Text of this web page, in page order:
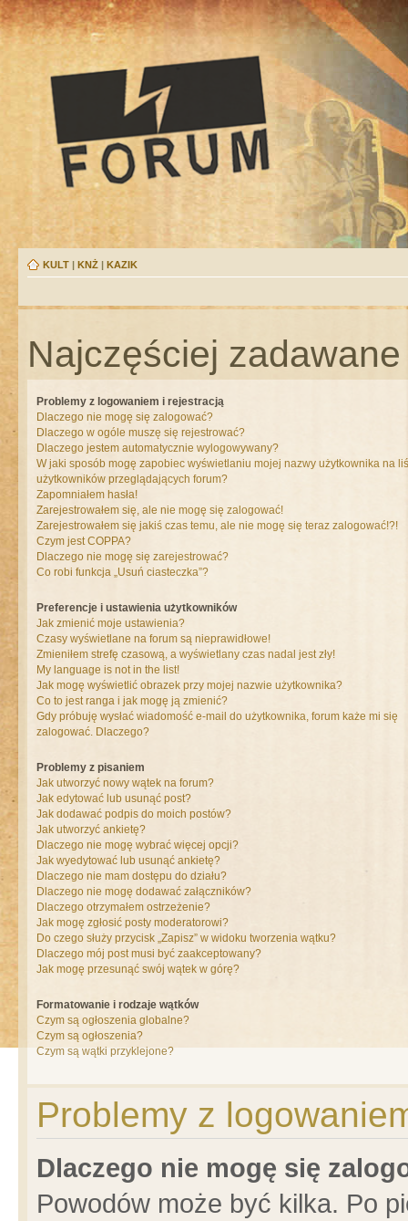
KULT | KNŻ | KAZIK
Najczęściej
Problemy z logowaniem i rejestracją
Dlaczego nie mogę się zalogować?
Dlaczego w ogóle muszę się rejestrować?
Dlaczego jestem automatycznie wylogowywany?
W jaki sposób mogę zapobiec wyświetlaniu mojej nazwy użytkownika na
użytkowników przeglądających forum?
Zapomniałem hasła!
Zarejestrowałem się, ale nie mogę się zalogować!
Zarejestrowałem się jakiś czas temu, ale nie mogę się teraz zalogować!?!
Czym jest COPPA?
Dlaczego nie mogę się zarejestrować?
Co robi funkcja „Usuń ciasteczka”?
Preferencje i ustawienia użytkowników
Jak zmienić moje ustawienia?
Czasy wyświetlane na forum są nieprawidłowe!
Zmieniłem strefę czasową, a wyświetlany czas nadal jest zły!
My language is not in the list!
Jak mogę wyświetlić obrazek przy mojej nazwie użytkownika?
Co to jest ranga i jak mogę ją zmienić?
Gdy próbuję wysłać wiadomość e-mail do użytkownika, forum każe mi się
zalogować. Dlaczego?
Problemy z pisaniem
Jak utworzyć nowy wątek na forum?
Jak edytować lub usunąć post?
Jak dodawać podpis do moich postów?
Jak utworzyć ankietę?
Dlaczego nie mogę wybrać więcej opcji?
Jak wyedytować lub usunąć ankietę?
Dlaczego nie mam dostępu do działu?
Dlaczego nie mogę dodawać załączników?
Dlaczego otrzymałem ostrzeżenie?
Jak mogę zgłosić posty moderatorowi?
Do czego służy przycisk „Zapisz” w widoku tworzenia wątku?
Dlaczego mój post musi być zaakceptowany?
Jak mogę przesunąć swój wątek w górę?
Formatowanie i rodzaje wątków
Czym są ogłoszenia globalne?
Czym są ogłoszenia?
Czym są wątki przyklejone?
Problemy z
Dlaczego nie mogę się
Powodów może być kilka. Po